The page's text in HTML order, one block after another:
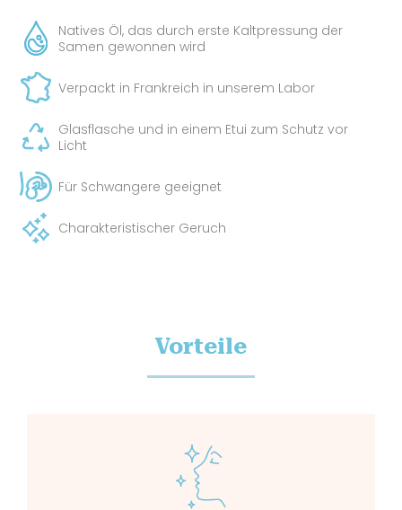
Natives Öl, das durch erste Kaltpressung der
Samen gewonnen wird
Verpackt in Frankreich in unserem Labor
Glasflasche und in einem Etui zum Schutz vor
Licht
Für Schwangere geeignet
Charakteristischer Geruch
Vorteile